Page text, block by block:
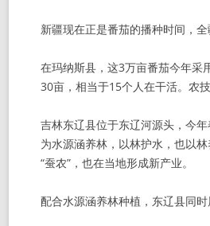
新疆现在正是番茄的播种时间，
在玛纳斯县，这3万亩番茄今年采
30亩，相当于15个人在干活。农
吉林东辽县位于东辽河源头，今
为水源涵养林，以林护水，也以
“蚕农”，也在当地形成新产业。
配合水源涵养林种植，东辽县同